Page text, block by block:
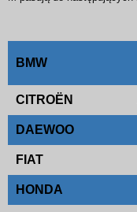
BMW
CITROËN
DAEWOO
FIAT
HONDA